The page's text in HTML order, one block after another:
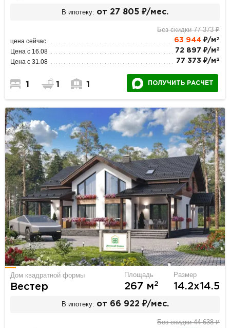
В ипотеку: от 27 805 ₽/мес.
Без скидки 77 373 ₽
цена сейчас 63 944₽/м 2
Цена с 16.08 72 897 ₽/м 2
Цена с 31.08 77 373 ₽/м 2
1 1 1 ПОЛУЧИТЬ РАСЧЕТ
Дом квадратной формы
Вестер
Площадь
267 м2
Размер
14.2х14.5
В ипотеку: от 66 922 ₽/мес.
Без скидки 44 638 ₽